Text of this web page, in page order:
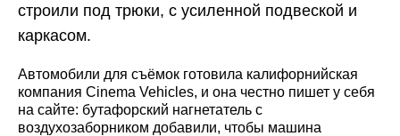
строили под трюки, с усиленной подвеской и
каркасом.
Автомобили для съёмок готовила калифорнийская
компания Cinema Vehicles, и она честно пишет у себя
на сайте: бутафорский нагнетатель с
воздухозаборником добавили, чтобы машина